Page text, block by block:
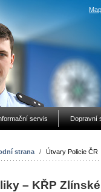
servis Dopravní
strana / Útvary Policie ČR
– KŘP